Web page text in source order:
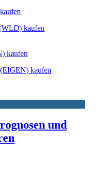
kaufen
kaufen
und